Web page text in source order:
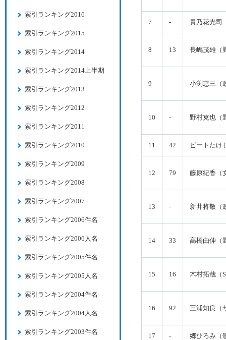
7 - 貴乃花光司
8 13 長嶋茂雄（
9 - 小渕恵三（
10 - 野村克也（
11 42 ビートたけ
12 79 藤原紀香（
13 - 新井将敬（
14 33 高橋由伸（
15 16 木村拓哉（
16 92 三浦知良（
17 - 郷ひろみ（
索引ランキング2016
索引ランキング2015
索引ランキング2014
索引ランキング2014上半期
索引ランキング2013
索引ランキング2012
索引ランキング2011
索引ランキング2010
索引ランキング2009
索引ランキング2008
索引ランキング2007
索引ランキング2006件名
索引ランキング2006人名
索引ランキング2005件名
索引ランキング2005人名
索引ランキング2004件名
索引ランキング2004人名
索引ランキング2003件名